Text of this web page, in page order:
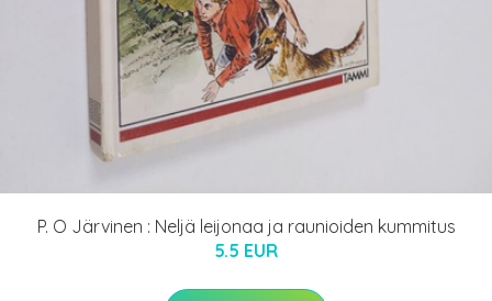
P. O Järvinen : Neljä leijonaa ja raunioiden kummitus
5.5 EUR